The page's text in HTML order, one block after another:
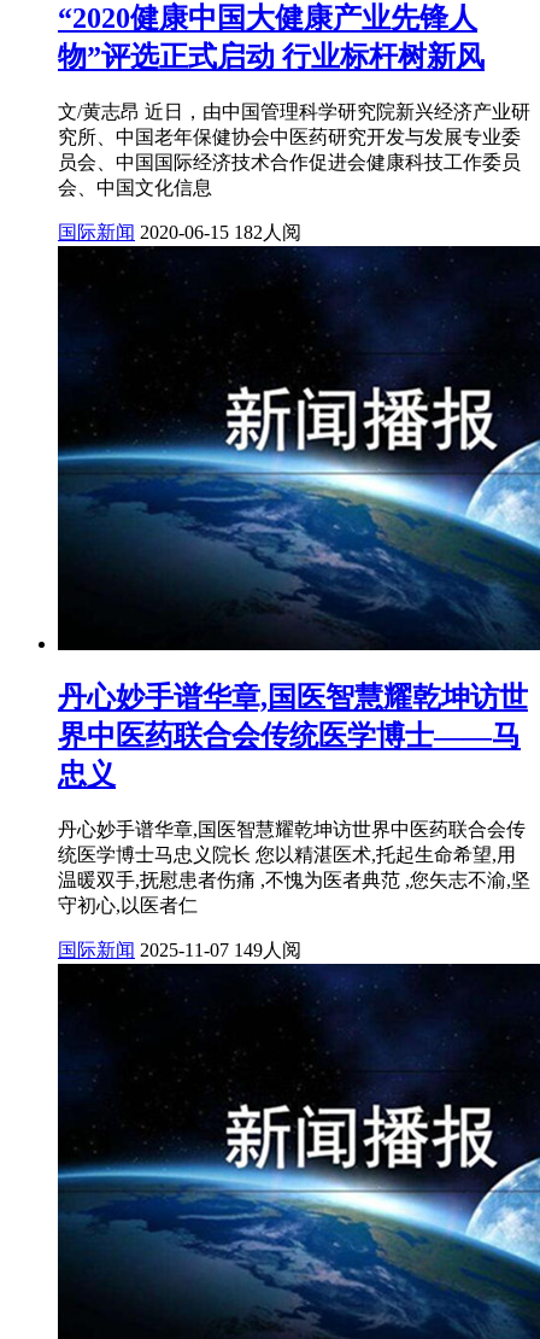
“2020健康中国大健康产业先锋人
物”评选正式启动 行业标杆树新风
文/黄志昂 近日，由中国管理科学研究院新兴经济产业研
究所、中国老年保健协会中医药研究开发与发展专业委
员会、中国国际经济技术合作促进会健康科技工作委员
会、中国文化信息
国际新闻 2020-06-15 182人阅
丹心妙手谱华章,国医智慧耀乾坤访世
界中医药联合会传统医学博士——马
忠义
丹心妙手谱华章,国医智慧耀乾坤访世界中医药联合会传
统医学博士马忠义院长 您以精湛医术,托起生命希望,用
温暖双手,抚慰患者伤痛 ,不愧为医者典范 ,您矢志不渝,坚
守初心,以医者仁
国际新闻 2025-11-07 149人阅